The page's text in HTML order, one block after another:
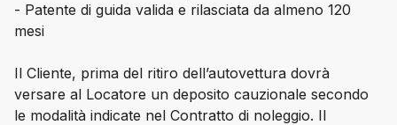
- Patente di guida valida e rilasciata da almeno 120
mesi
Il Cliente, prima del ritiro dell’autovettura dovrà
versare al Locatore un deposito cauzionale secondo
le modalità indicate nel Contratto di noleggio. Il